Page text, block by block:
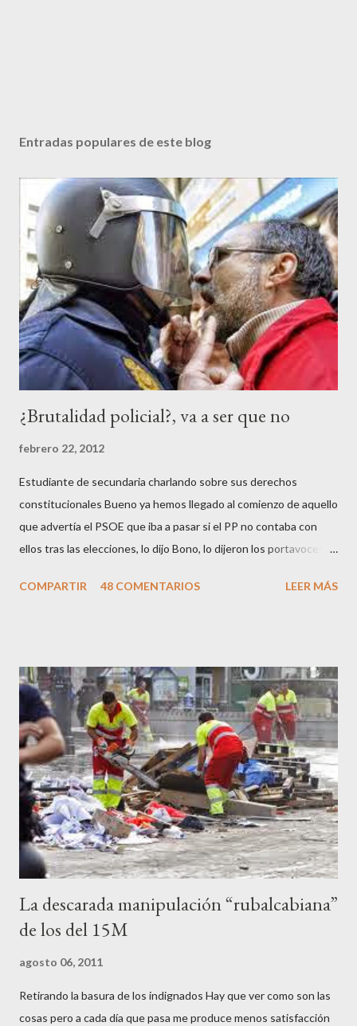
b
c
o
m
e
n
t
i
Entradas populares de este blog
¿Brutalidad policial?, va a ser que no
febrero 22, 2012
Estudiante de secundaria charlando sobre sus derechos
constitucionales Bueno ya hemos llegado al comienzo de aquello
que advertía el PSOE que iba a pasar si el PP no contaba con
ellos tras las elecciones, lo dijo Bono, lo dijeron los portavoces
los okupas, los red skins, los sharps o los anarcos porque a estos
caballeretes salieran en Valencia a la calle, dispuestos a hacer lo
que les viniera en gana, manifestarse sin la autorización
pertinente, cortar el tráfico de las calles más céntricas, volcar los
contenedores de vidrio para tener botellas a mano para agredir a
los agentes, incendiar contenedores, apedrear a la policía,
agredirla, morderla, para que toda la pijo progresía del país, todos
los que no fuman ni tabaco, n...
COMPARTIR 48 COMENTARIOS LEER MÁS
La descarada manipulación “rubalcabiana”
de los del 15M
agosto 06, 2011
Retirando la basura de los indignados Hay que ver como son las
cosas pero a cada día que pasa me produce menos satisfacción